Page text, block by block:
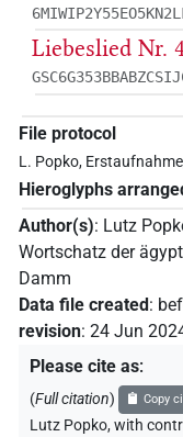
Liebeslied Nr.
File protocol
L. Popko,
Hieroglyphs
Author(s): Lutz
Wortschatz der
Damm
Data file created:
revision: 24 Jun
Please cite as:
(Full citation) Copy
Lutz Popko,with